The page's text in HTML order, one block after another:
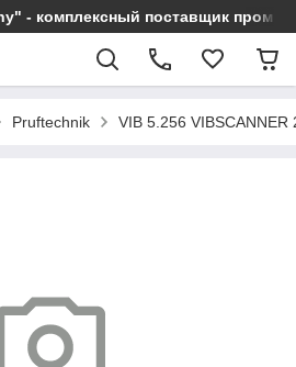
- комплексный поставщик
Pruftechnik VIB 5.256 VIBSCANNER